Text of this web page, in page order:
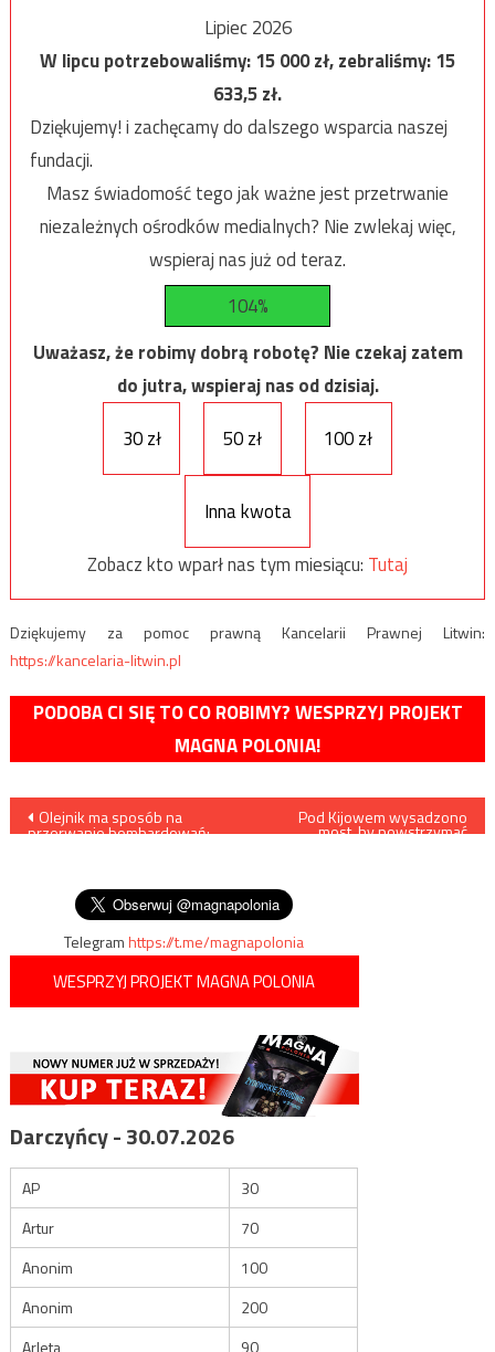
Lipiec 2026
W lipcu potrzebowaliśmy:15 000zł, zebraliśmy:15
633,5zł.
Dziękujemy! i zachęcamy do dalszego wsparcia naszej
fundacji.
Masz świadomość tego jak ważne jest przetrwanie
niezależnych ośrodków medialnych? Nie zwlekaj więc,
wspieraj nas już od teraz.
104%
Uważasz, że robimy dobrą robotę? Nie czekaj zatem
do jutra, wspieraj nas od dzisiaj.
30 zł
50 zł 100 zł
Inna kwota
Zobacz kto wparł nas tym miesiącu: Tutaj
Dziękujemy za pomoc prawną Kancelarii Prawnej Litwin:
https://kancelaria-litwin.pl
PODOBA CI SIĘ TO CO ROBIMY? WESPRZYJ PROJEKT
MAGNA POLONIA!
Nawigacja
Olejnik ma sposób na
przerwanie bombardowań:
Pod Kijowem wysadzono
most, by powstrzymać
Telegramhttps://t.me/magnapolonia
WESPRZYJ PROJEKT MAGNA POLONIA
Darczyńcy - 30.07.2026
AP
30
Artur
70
Anonim
100
Anonim
200
Arleta
90